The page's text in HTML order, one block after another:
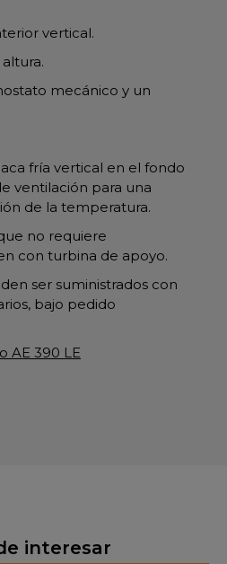
vertical.
mecánico y un
fría vertical en el fondo
ventilación para una
de la temperatura.
no requiere
con turbina de apoyo.
ser suministrados con
bajo pedido
AE 390 LE
interesar